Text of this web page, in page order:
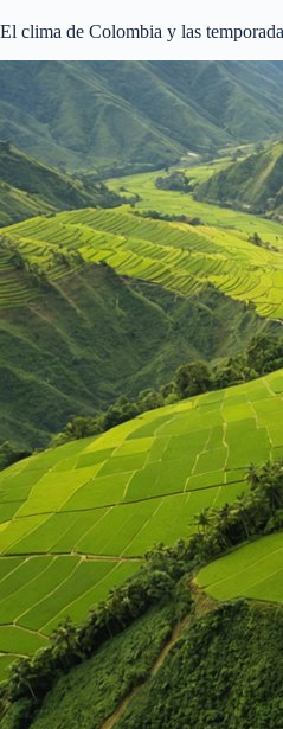
El clima de Colombia y las